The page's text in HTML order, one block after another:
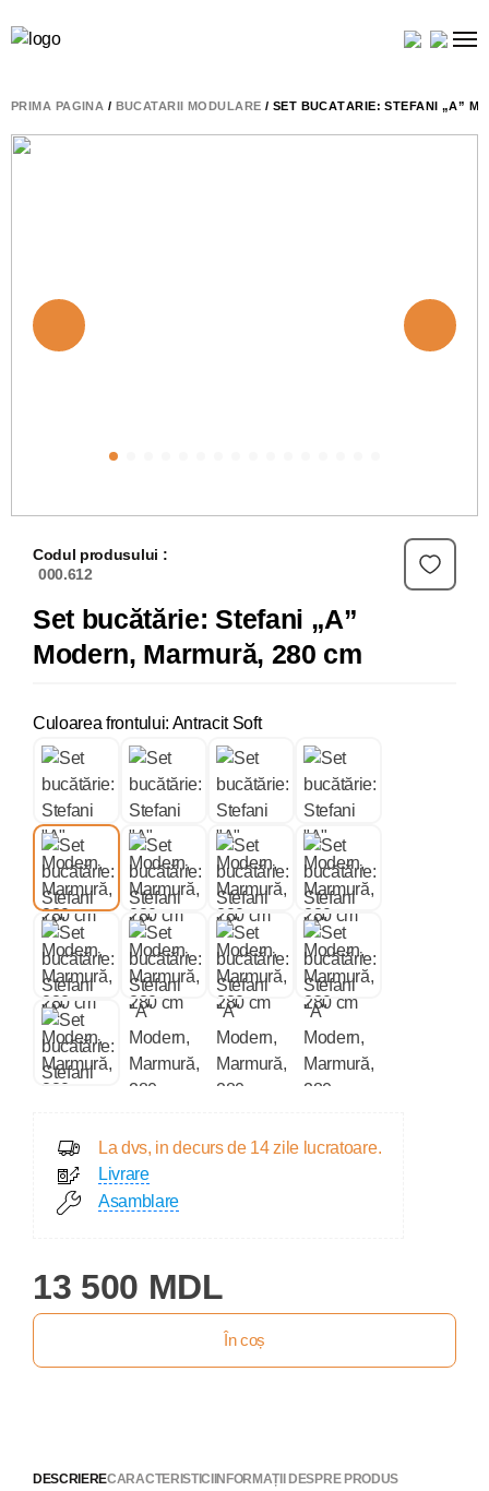
PRIMA PAGINĂ / BUCATARII MODULARE / SET BUCĂTĂRIE: STEFANI „A”
Codul produsului :
000.612
Set bucătărie: Stefani „A”
Modern, Marmură, 280 cm
Culoarea frontului: Antracit Soft
La dvs, in decurs de 14 zile lucratoare.
Livrare
Asamblare
13 500 MDL
În coș
DESCRIERECARACTERISTICIINFORMAȚII DESPRE PRODUS